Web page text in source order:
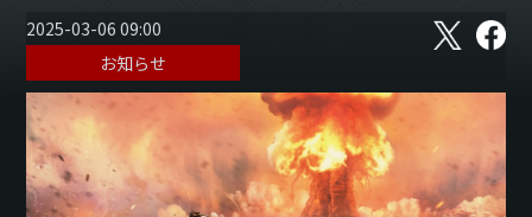
2025-03-06 09:00 X フ
ェ
ス
ク
お知らせ